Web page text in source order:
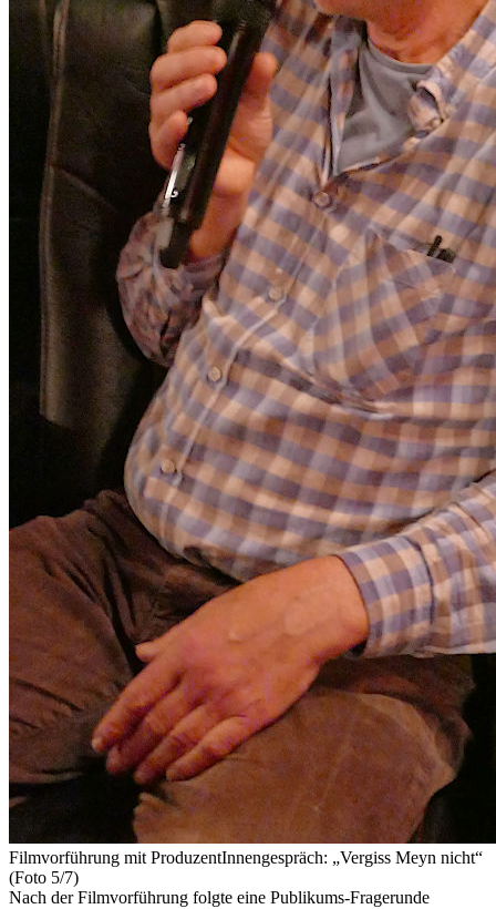
Filmvorführung mit ProduzentInnengespräch: „Vergiss Meyn nicht“
(Foto 5/7)
Nach der Filmvorführung folgte eine Publikums-Fragerunde